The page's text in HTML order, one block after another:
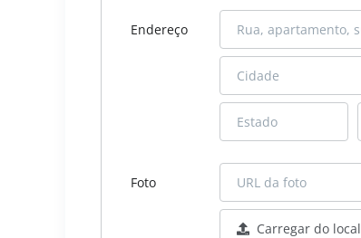
Endereço
Foto
Carregar do local